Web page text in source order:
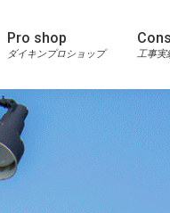
Pro shop
ダイキンプロショップ 工事実